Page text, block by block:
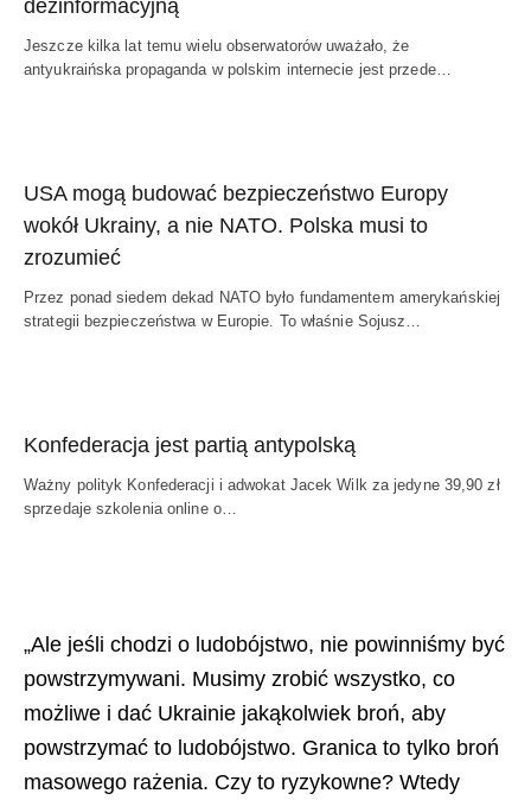
dezinformacyjną
Jeszcze kilka lat temu wielu obserwatorów uważało, że
antyukraińska propaganda w polskim internecie jest przede…
USA mogą budować bezpieczeństwo Europy
wokół Ukrainy, a nie NATO. Polska musi to
zrozumieć
Przez ponad siedem dekad NATO było fundamentem amerykańskiej
strategii bezpieczeństwa w Europie. To właśnie Sojusz…
Konfederacja jest partią antypolską
Ważny polityk Konfederacji i adwokat Jacek Wilk za jedyne 39,90 zł
sprzedaje szkolenia online o…
„Ale jeśli chodzi o ludobójstwo, nie powinniśmy być
powstrzymywani. Musimy zrobić wszystko, co
możliwe i dać Ukrainie jakąkolwiek broń, aby
powstrzymać to ludobójstwo. Granica to tylko broń
masowego rażenia. Czy to ryzykowne? Wtedy